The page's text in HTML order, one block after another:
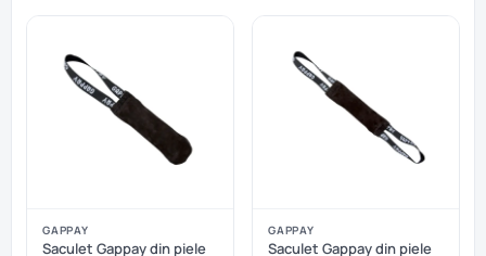
GAPPAY
Saculet Gappay din piele
GAPPAY
Saculet Gappay din piele